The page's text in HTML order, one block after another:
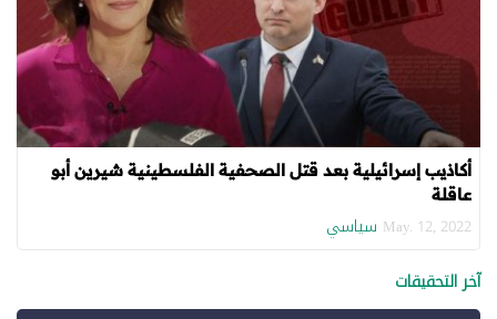
أكاذيب إسرائيلية بعد قتل الصحفية الفلسطينية شيرين أبو
عاقلة
May. 12, 2022 سياسي
آخر التحقيقات